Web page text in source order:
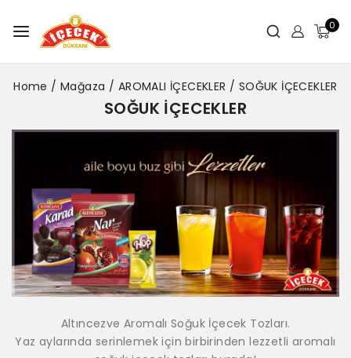
0
Home / Mağaza / AROMALI İÇECEKLER / SOĞUK İÇECEKLER
SOĞUK İÇECEKLER
Altıncezve Aromalı Soğuk İçecek Tozları.
Yaz aylarında serinlemek için birbirinden lezzetli aromalı